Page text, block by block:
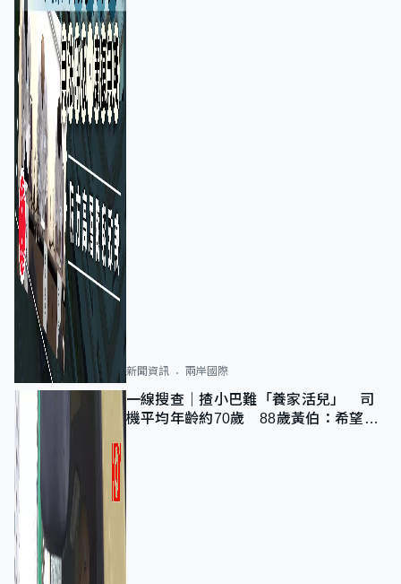
新聞資訊 兩岸國際
一線搜查｜揸小巴難「養家活兒」 司
機平均年齡約70歲 88歲黃伯：希望一